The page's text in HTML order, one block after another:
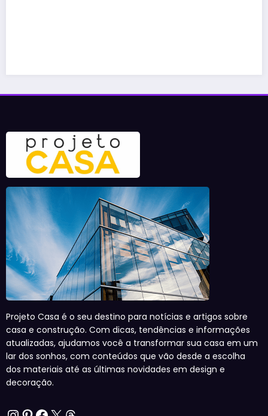
Projeto Casa é o seu destino para notícias e artigos sobre
casa e construção. Com dicas, tendências e informações
atualizadas, ajudamos você a transformar sua casa em um
lar dos sonhos, com conteúdos que vão desde a escolha
dos materiais até as últimas novidades em design e
decoração.